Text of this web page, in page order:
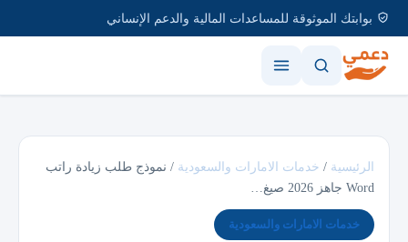
بوابتك الموثوقة للمساعدات المالية والدعم الإنساني
الرئيسية / خدمات الامارات والسعودية / نموذج طلب زيادة راتب
Word جاهز 2026 صيغ…
خدمات الامارات والسعودية